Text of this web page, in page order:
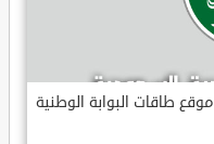
روابط التسجيل في حافز الجديد 1443 موقع طاقات البوابة الوطنية